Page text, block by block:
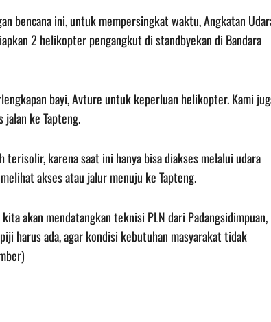
bencana ini, untuk mempersingkat waktu, Angkatan
2 helikopter pengangkut di standbyekan di Bandara
bayi, Avture untuk keperluan helikopter. Kami
ke Tapteng.
terisolir, karena saat ini hanya bisa diakses melalui udara
akses atau jalur menuju ke Tapteng.
akan mendatangkan teknisi PLN dari Padangsidimpuan,
harus ada, agar kondisi kebutuhan masyarakat tidak